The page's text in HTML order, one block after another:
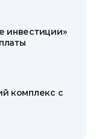
инвестиции»
комплекс с